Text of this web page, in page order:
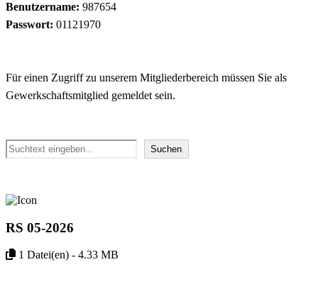
Benutzername: 987654
Passwort: 01121970
Für einen Zugriff zu unserem Mitgliederbereich müssen Sie als
Gewerkschaftsmitglied gemeldet sein.
Suchen Suchen
RS 05-2026
1 Datei(en) - 4.33 MB